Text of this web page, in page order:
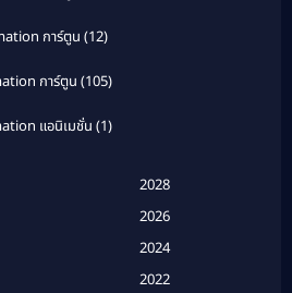
การ์ตูน (12)
การ์ตูน (105)
แอนิเมชั่น (1)
2028
2026
2024
2022